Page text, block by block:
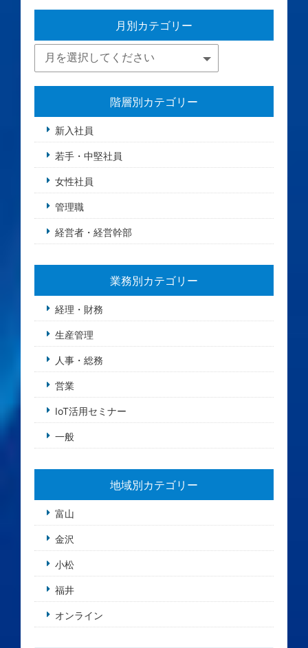
月別カテゴリー
階層別カテゴリー
新入社員
若手・中堅社員
女性社員
管理職
経営者・経営幹部
業務別カテゴリー
経理・財務
生産管理
人事・総務
営業
IoT活用セミナー
一般
地域別カテゴリー
富山
金沢
小松
福井
オンライン